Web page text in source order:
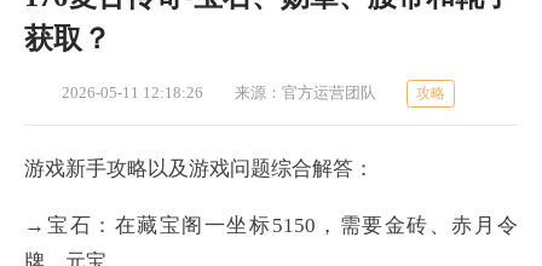
获取？
2026-05-11 12:18:26 来源：官方运营团队 攻略
游戏新手攻略以及游戏问题综合解答：
→宝石：在藏宝阁一坐标5150，需要金砖、赤月令
牌、元宝